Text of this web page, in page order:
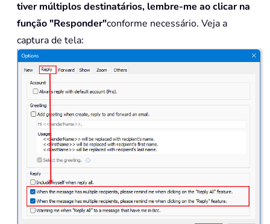
tiver múltiplos destinatários, lembre-me ao clicar na
função "Responder"conforme necessário. Veja a
captura de tela: